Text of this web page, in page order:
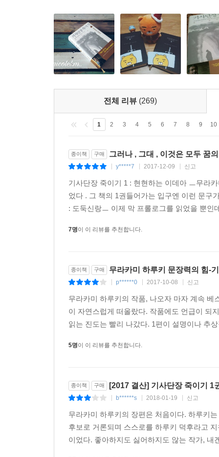
장편소설은 트위터나 페이스북 같은 다양한 SNS
중요한 일입니다. 이야기라는 것은 즉각적인 효
힘을 주고 싶다는 것이 저의 바람입니다.
_무라카미 하루키(아사히 신문 인터뷰, 2017.4.17.)
전체 리뷰 (269)
1 2 3 4 5 6 7 8 9 10
종이책 구매 그러나 , 그대 , 이것은 모두 꿈
y*****7 2017-12-09 신고
기사단장 죽이기 1 : 현현하는 이데아 ㅡ무라
었다 . 그 책의 1권들어가는 입구엔 이런 문구
: 도둑신랑ㅡ 이제 막 프롤로그를 읽었을 뿐
7명이 이 리뷰를 추천합니다.
종이책 구매 무라카미 하루키 문장력의 힘-
p******0 2017-10-08 신고
무라카미 하루키의 작품, 나오자 마자 계속
이 자연스럽게 떠올랐다. 작품에도 언급이 되
읽는 진도는 빨리 나갔다. 1편이 설명이나 추
5명이 이 리뷰를 추천합니다.
종이책 구매 [2017 결산] 기사단장 죽이기 1
b******s 2018-01-19 신고
무라카미 하루키의 장편은 처음이다. 하루키
후보로 거론되며 스스로를 하루키 덕후라고
이었다. 좋아하지도 싫어하지도 않는 작가,